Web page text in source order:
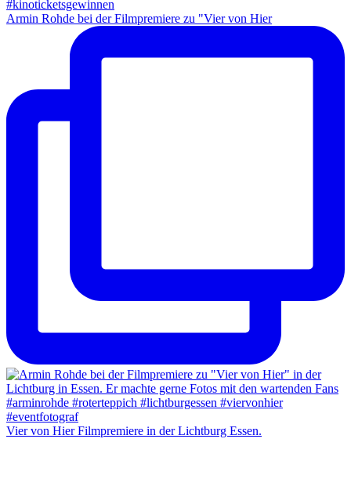
Armin Rohde bei der Filmpremiere zu "Vier von Hier
Vier von Hier Filmpremiere in der Lichtburg Essen.